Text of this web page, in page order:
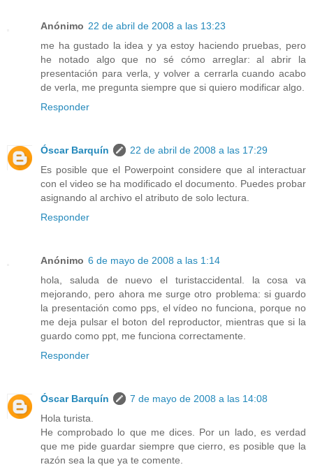
Anónimo 22 de abril de 2008 a las 13:23
me ha gustado la idea y ya estoy haciendo pruebas, pero
he notado algo que no sé cómo arreglar: al abrir la
presentación para verla, y volver a cerrarla cuando acabo
de verla, me pregunta siempre que si quiero modificar algo.
Responder
Óscar Barquín
22 de abril de 2008 a las 17:29
Es posible que el Powerpoint considere que al interactuar
con el video se ha modificado el documento. Puedes probar
asignando al archivo el atributo de solo lectura.
Responder
Anónimo 6 de mayo de 2008 a las 1:14
hola, saluda de nuevo el turistaccidental. la cosa va
mejorando, pero ahora me surge otro problema: si guardo
la presentación como pps, el vídeo no funciona, porque no
me deja pulsar el boton del reproductor, mientras que si la
guardo como ppt, me funciona correctamente.
Responder
Óscar Barquín
7 de mayo de 2008 a las 14:08
Hola turista.
He comprobado lo que me dices. Por un lado, es verdad
que me pide guardar siempre que cierro, es posible que la
razón sea la que ya te comente.